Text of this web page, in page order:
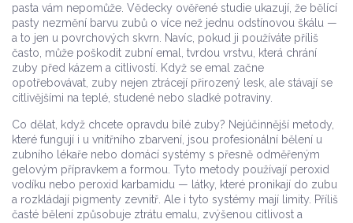
pasta vám nepomůže. Vědecky ověřené studie ukazují, že bělící
pasty nezmění barvu zubů o více než jednu odstínovou škálu —
a to jen u povrchových skvrn. Navíc, pokud ji používáte příliš
často, může poškodit zubní emal
tvrdou vrstvu, která chrání
zuby před kázem a citlivostí Když se emal začne
opotřebovávat, zuby nejen ztrácejí přirozený lesk, ale stávají se
citlivějšími na teplé, studené nebo sladké potraviny.
Co dělat, když chcete opravdu bílé zuby? Nejúčinnější metody,
které fungují i u vnitřního zbarvení, jsou profesionální bělení u
zubního lékaře nebo domácí systémy s přesně odměřeným
gelovým přípravkem a formou. Tyto metody používají peroxid
vodíku nebo peroxid karbamidu — látky, které pronikají do zubu
a rozkládají pigmenty zevnitř. Ale i tyto systémy mají limity. Příliš
časté bělení způsobuje ztrátu emalu, zvýšenou citlivost a